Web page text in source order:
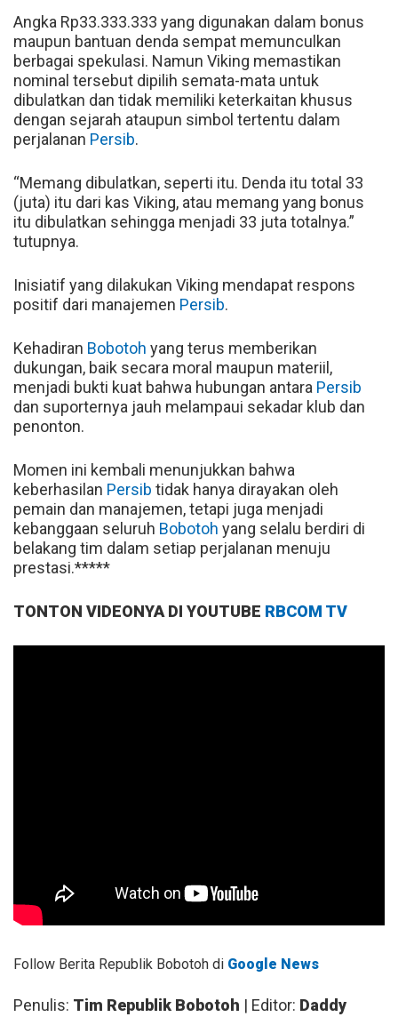
Angka Rp33.333.333 yang digunakan dalam bonus
maupun bantuan denda sempat memunculkan
berbagai spekulasi. Namun Viking memastikan
nominal tersebut dipilih semata-mata untuk
dibulatkan dan tidak memiliki keterkaitan khusus
dengan sejarah ataupun simbol tertentu dalam
perjalanan Persib.
“Memang dibulatkan, seperti itu. Denda itu total 33
(juta) itu dari kas Viking, atau memang yang bonus
itu dibulatkan sehingga menjadi 33 juta totalnya.”
tutupnya.
Inisiatif yang dilakukan Viking mendapat respons
positif dari manajemen Persib.
Kehadiran Bobotoh yang terus memberikan
dukungan, baik secara moral maupun materiil,
menjadi bukti kuat bahwa hubungan antara Persib
dan suporternya jauh melampaui sekadar klub dan
penonton.
Momen ini kembali menunjukkan bahwa
keberhasilan Persib tidak hanya dirayakan oleh
pemain dan manajemen, tetapi juga menjadi
kebanggaan seluruh Bobotoh yang selalu berdiri di
belakang tim dalam setiap perjalanan menuju
prestasi.*****
TONTON VIDEONYA DI YOUTUBE RBCOM TV
Follow Berita Republik Bobotoh di Google News
Penulis: Tim Republik Bobotoh | Editor: Daddy